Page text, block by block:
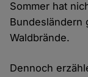
Sommer hat
Bundesländern
Waldbrände.
Dennoch